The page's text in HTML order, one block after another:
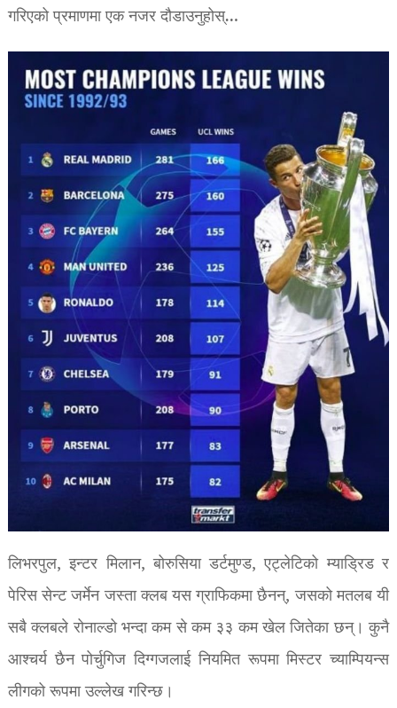
गरिएको प्रमाणमा एक नजर दौडाउनुहोस्…
लिभरपुल, इन्टर मिलान, बोरुसिया डर्टमुण्ड, एट्लेटिको म्याड्रिड र
पेरिस सेन्ट जर्मेन जस्ता क्लब यस ग्राफिकमा छैनन्, जसको मतलब यी
सबै क्लबले रोनाल्डो भन्दा कम से कम ३३ कम खेल जितेका छन्। कुनै
आश्चर्य छैन पोर्चुगिज दिग्गजलाई नियमित रूपमा मिस्टर च्याम्पियन्स
लीगको रूपमा उल्लेख गरिन्छ।